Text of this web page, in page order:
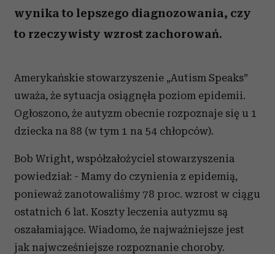
wynika to lepszego diagnozowania, czy
to rzeczywisty wzrost zachorowań.
Amerykańskie stowarzyszenie „Autism Speaks”
uważa, że sytuacja osiągnęła poziom epidemii.
Ogłoszono, że autyzm obecnie rozpoznaje się u 1
dziecka na 88 (w tym 1 na 54 chłopców).
Bob Wright, współzałożyciel stowarzyszenia
powiedział: - Mamy do czynienia z epidemią,
ponieważ zanotowaliśmy 78 proc. wzrost w ciągu
ostatnich 6 lat. Koszty leczenia autyzmu są
oszałamiające. Wiadomo, że najważniejsze jest
jak najwcześniejsze rozpoznanie choroby.